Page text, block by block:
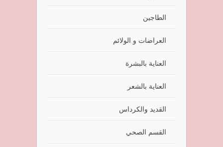
الطاجين
العراضات و الولائم
العناية بالبشرة
العناية بالشعر
القديد والكرداس
القسم الصحي